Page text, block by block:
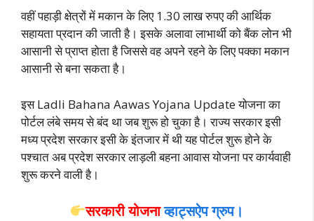
वहीं पहाड़ी क्षेत्रों में मकान के लिए 1.30 लाख रुपए की आर्थिक
सहायता प्रदान की जाती है। इसके अलावा लाभार्थी को बैंक लोन भी
आसानी से प्राप्त होता है जिससे वह अपने रहने के लिए पक्का मकान
आसानी से बना सकता है।
इस Ladli Bahana Aawas Yojana Update योजना का
पोर्टल लंबे समय से बंद था जब शुरू हो चुका है। राज्य सरकार इसी
मध्य प्रदेश सरकार इसी के इंतजार में थी यह पोर्टल शुरू होने के
पश्चात अब प्रदेश सरकार लाड़ली बहना आवास योजना पर कार्यवाही
शुरू करने वाली है।
सरकारी योजनाव्हाट्सऐप ग्रुप।